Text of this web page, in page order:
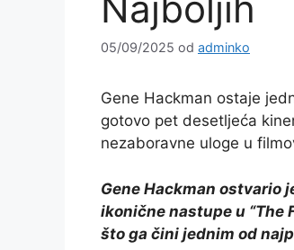
05/09/2025 od adminko
Gene Hackman ostaje
gotovo pet desetljeća
nezaboravne uloge u
Gene Hackman ostvario
ikonične nastupe u “The
što ga čini jednim od